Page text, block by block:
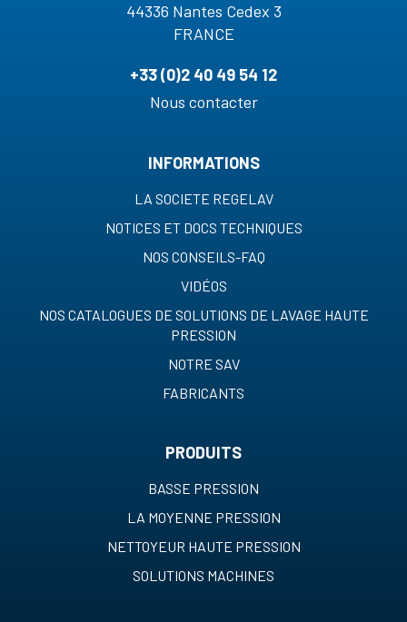
44336 Nantes Cedex 3
FRANCE
+33 (0)2 40 49 54 12
Nous contacter
INFORMATIONS
LA SOCIETE REGELAV
NOTICES ET DOCS TECHNIQUES
NOS CONSEILS-FAQ
VIDÉOS
NOS CATALOGUES DE SOLUTIONS DE LAVAGE HAUTE
PRESSION
NOTRE SAV
FABRICANTS
PRODUITS
BASSE PRESSION
LA MOYENNE PRESSION
NETTOYEUR HAUTE PRESSION
SOLUTIONS MACHINES